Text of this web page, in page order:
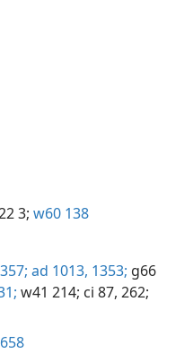
3; w60 138
ad 1013, 1353; g66
w41 214; ci 87, 262;